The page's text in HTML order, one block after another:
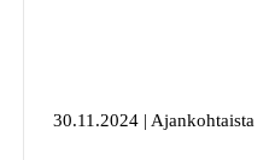
30.11.2024 | Ajankohtaista